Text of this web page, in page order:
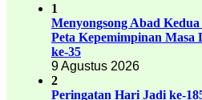
1
Menyongsong Abad
Peta Kepemimpinan Masa
ke-35
9 Agustus 2026
2
Peringatan Hari Jadi ke-